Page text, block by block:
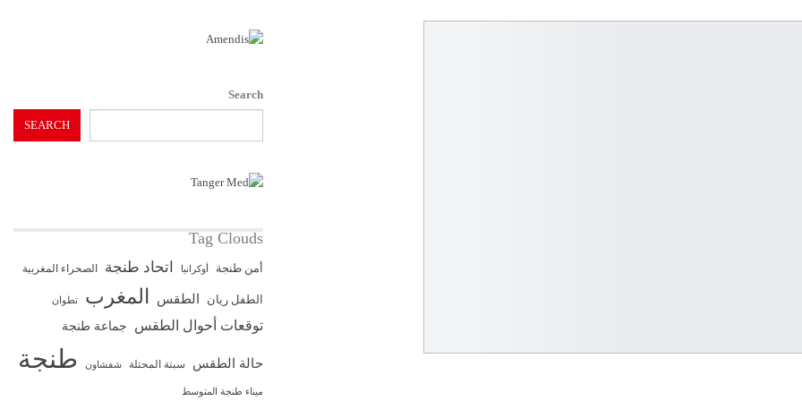
Search
SEARCH
Tag Clouds
أمن طنجة أوكرانيا اتحاد طنجة الصحراء المغربية
الطفل ريان الطقس المغرب تطوان
توقعات أحوال الطقس جماعة طنجة
حالة الطقس سبتة المحتلة شفشاون طنجة
ميناء طنجة المتوسط